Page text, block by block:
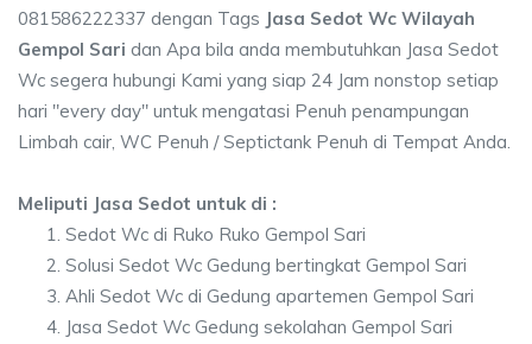
081586222337 dengan Tags Jasa Sedot Wc Wilayah
Gempol Sari dan Apa bila anda membutuhkan Jasa Sedot
Wc segera hubungi Kami yang siap 24 Jam nonstop setiap
hari "every day" untuk mengatasi Penuh penampungan
Limbah cair, WC Penuh / Septictank Penuh di Tempat Anda.
Meliputi Jasa Sedot untuk di :
Sedot Wc di Ruko Ruko Gempol Sari
Solusi Sedot Wc Gedung bertingkat Gempol Sari
Ahli Sedot Wc di Gedung apartemen Gempol Sari
Jasa Sedot Wc Gedung sekolahan Gempol Sari